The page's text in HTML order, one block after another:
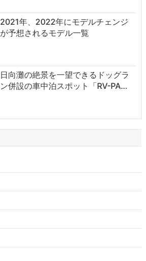
2021年、2022年にモデルチェンジ
が予想されるモデル一覧
日向灘の絶景を一望できるドッグラ
ン併設の車中泊スポット「RV-PA…